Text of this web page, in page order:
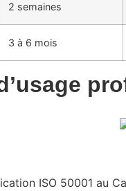
2 semaines
3 à 6 mois
ISO 50001 au